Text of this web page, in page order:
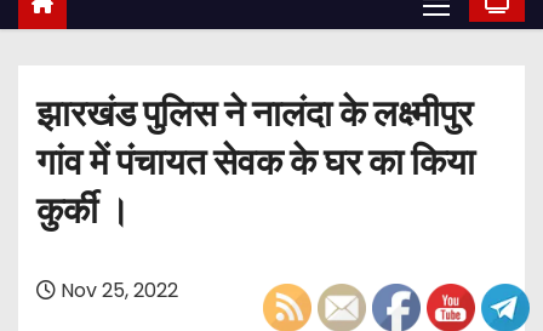
झारखंड पुलिस ने नालंदा के लक्ष्मीपुर
गांव में पंचायत सेवक के घर का किया
कुर्की ।
Nov 25, 2022